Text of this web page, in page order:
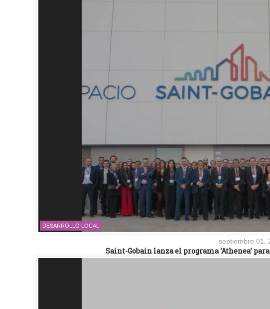
DESARROLLO LOCAL
septiembre 01,
Saint-Gobain lanza el programa ‘Athenea’